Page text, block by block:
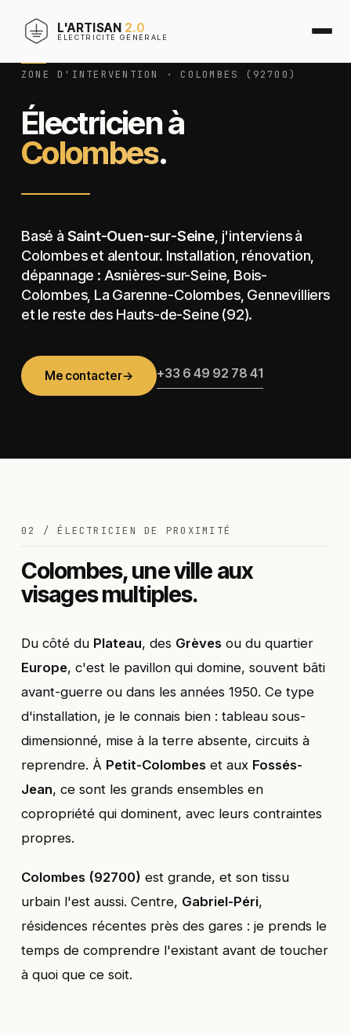
L'ARTISAN 2.0
ÉLECTRICITÉ GÉNÉRALE
ZONE D'INTERVENTION · COLOMBES (92700)
Électricien à
Colombes.
Basé à Saint-Ouen-sur-Seine, j'interviens à
Colombes et alentour. Installation, rénovation,
dépannage : Asnières-sur-Seine, Bois-
Colombes, La Garenne-Colombes, Gennevilliers
et le reste des Hauts-de-Seine (92).
Me contacter→ +33 6 49 92 78 41
02 / ÉLECTRICIEN DE PROXIMITÉ
Colombes, une ville aux
visages multiples.
Du côté du Plateau, des Grèvesou du quartier
Europe, c'est le pavillon qui domine, souvent bâti
avant-guerre ou dans les années 1950. Ce type
d'installation, je le connais bien : tableau sous-
dimensionné, mise à la terre absente, circuits à
reprendre. À Petit-Colombeset aux Fossés-
Jean, ce sont les grands ensembles en
copropriété qui dominent, avec leurs contraintes
propres.
Colombes (92700) est grande, et son tissu
urbain l'est aussi. Centre, Gabriel-Péri,
résidences récentes près des gares : je prends le
temps de comprendre l'existant avant de toucher
à quoi que ce soit.